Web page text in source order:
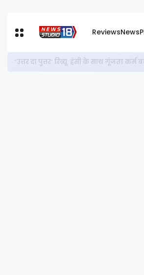
ReviewsNews
‘दुल्हनिया ले आएगी’ शादी नहीं, सोच बदलने